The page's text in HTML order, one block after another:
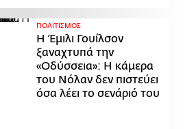
ΠΟΛΙΤΙΣΜΟΣ
Η Έμιλι Γουίλσον
ξαναχτυπά την
«Οδύσσεια»: Η κάμερα
του Νόλαν δεν πιστεύει
όσα λέει το σενάριό του